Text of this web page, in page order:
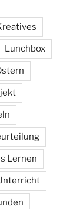
Lunchbox
Lernen